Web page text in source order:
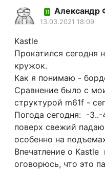
11 Александр
13.03.2021 18:09
Kastle
Прокатился сегодня
кружок.
Как я понимаю -
Сравнение было с
структурой m61f -
Погода сегодня: -
поверх свежий
особенно на
Впечатление о Kastle
оговорюсь, что это